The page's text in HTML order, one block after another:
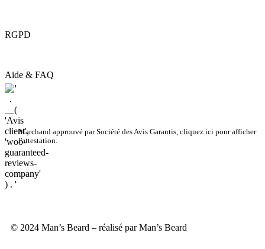
3 avis
RGPD
Aide & FAQ
Marchand approuvé par Société des Avis Garantis, cliquez ici pour afficher
l'attestation.
© 2024 Man’s Beard – réalisé par Man’s Beard